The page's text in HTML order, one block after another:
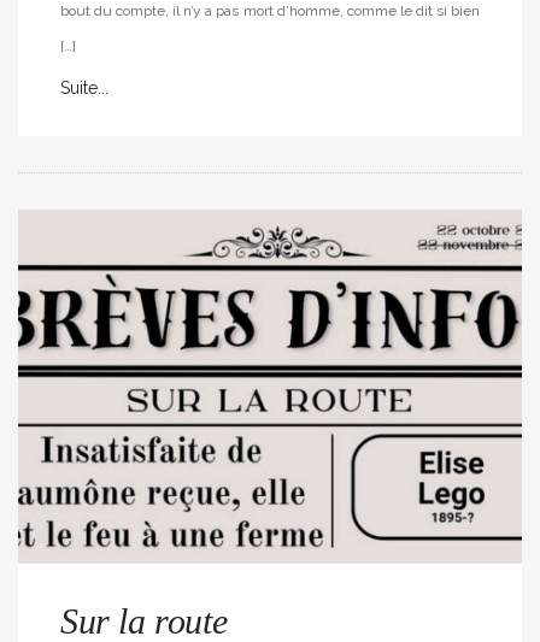
bout du compte, il n’y a pas mort d’homme, comme le dit si bien
[…]
Suite...
Sur la route